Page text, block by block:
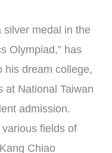
silver medal in the
Olympiad,” has
his dream college,
at National Taiwan
admission.
fields of
Chiao